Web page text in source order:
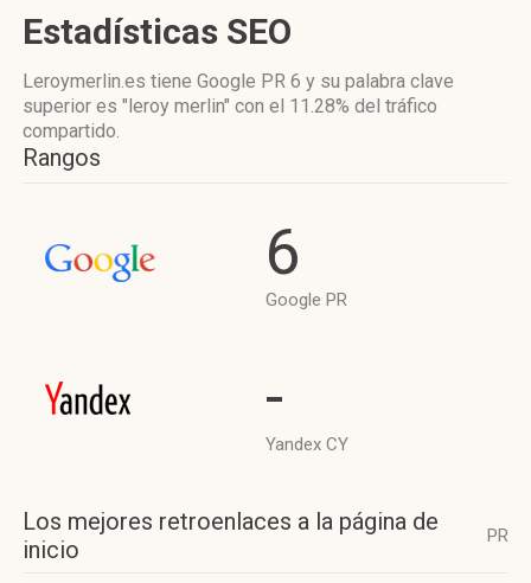
Estadísticas SEO
Leroymerlin.es tiene Google PR 6 y su palabra clave
superior es "leroy merlin" con el 11.28% del tráfico
compartido.
Rangos
6
Google PR
-
Yandex CY
Los mejores retroenlaces a la página de
inicio
PR